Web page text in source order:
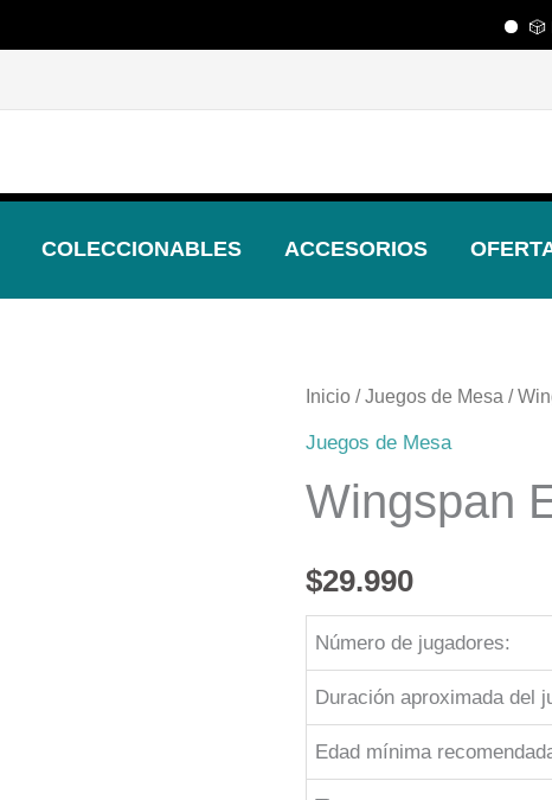
🎲
COLECCIONABLES ACCESORIOS
Inicio /Juegos de Mesa /
Juegos de Mesa
Wingspan
$29.990
Número de jugadores:
Duración aproximada del
Edad mínima